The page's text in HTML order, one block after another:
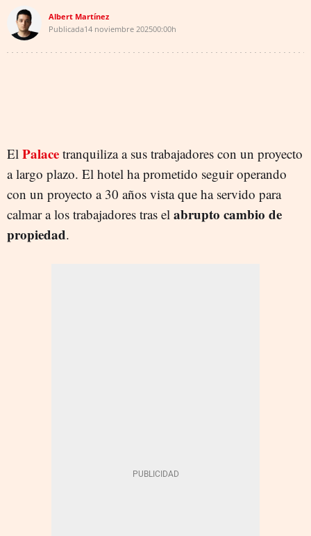
Albert Martínez
Publicada14 noviembre 202500:00h
El Palace tranquiliza a sus trabajadores con un proyecto
a largo plazo. El hotel ha prometido seguir operando
con un proyecto a 30 años vista que ha servido para
calmar a los trabajadores tras el abrupto cambio de
propiedad.